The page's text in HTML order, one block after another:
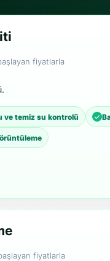
fiyatlarla
ve temiz su kontrolü
fiyatlarla